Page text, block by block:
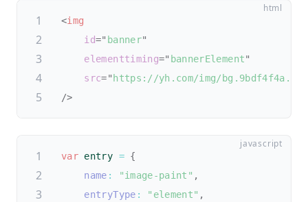
<img
id=" banner"
elementtiming=" bannerElement"
src=" https://yh.com/img/bg.9bdf4f4a.jpg
/>
var entry = {
name : "image-paint" ,
entryType : "element" ,